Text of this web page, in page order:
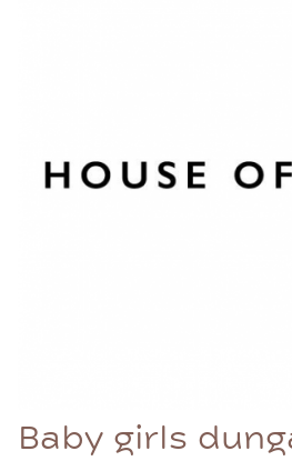
Baby girls